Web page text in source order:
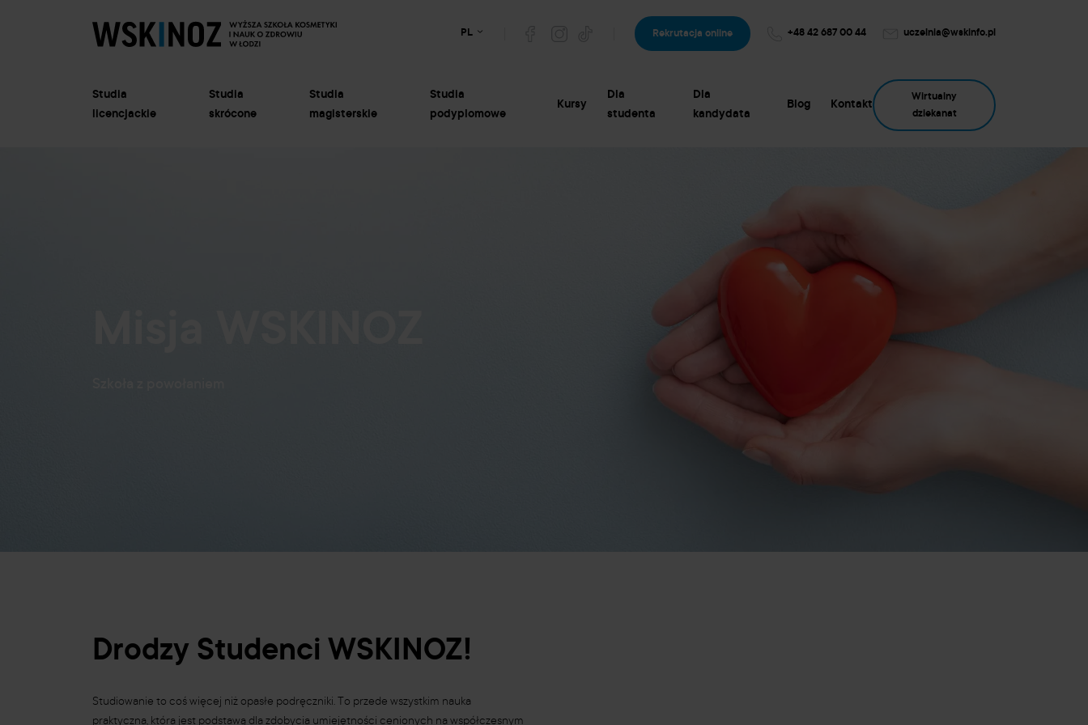
PL Rekrutacja online +48 42 687 00 44 uczelnia@wskinfo.pl
Studia
licencjackie
Studia
skrócone
Studia
magisterskie
Studia
podyplomowe
Kursy
Dla
studenta
Dla
kandydata
Blog Kontakt
Wirtualny
dziekanat
Drodzy Studenci WSKINOZ!
Studiowanie to coś więcej niż opasłe podręczniki. To przede wszystkim nauka
praktyczna, która jest podstawą dla zdobycia umiejętności cenionych na współczesnym